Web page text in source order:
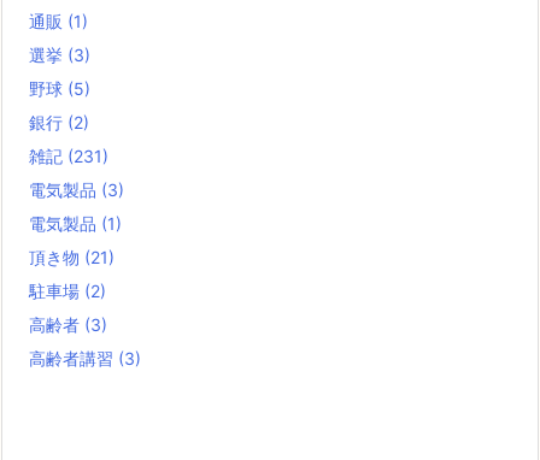
通販 (1)
選挙 (3)
野球 (5)
銀行 (2)
雑記 (231)
電気製品 (3)
電気製品 (1)
頂き物 (21)
駐車場 (2)
高齢者 (3)
高齢者講習 (3)